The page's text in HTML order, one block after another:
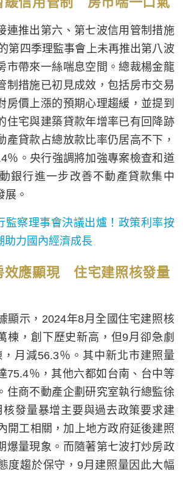
連推出第六、第七波信用管制措施
第四季理監事會上未再推出第八波
市帶來一絲喘息空間。總裁楊金龍
制措施已初見成效，包括房市交易
房價上漲的預期心理趨緩，並提到
住宅與建築貸款年增率已有回降跡
產貸款占總放款比率仍居高不下，
％。央行強調將加強專案檢查和道
銀行進一步改善不動產貸款集中
展。
監察理事會決議出爐！政策利率按
助力國內經濟成長
效應顯現 住宅建照核發量
顯示，2024年8月全國住宅建照核
棟，創下歷史新高，但9月卻急劇
月減56.3％。其中新北市建照量
75.4％，其他六都如台南、台中等
住商不動產企劃研究室執行總監徐
核發量暴增主要與過去政策要求建
開工相關，加上地方政府延後建照
爆量現象。而隨著第七波打炒房政
度趨於保守，9月建照量因此大幅